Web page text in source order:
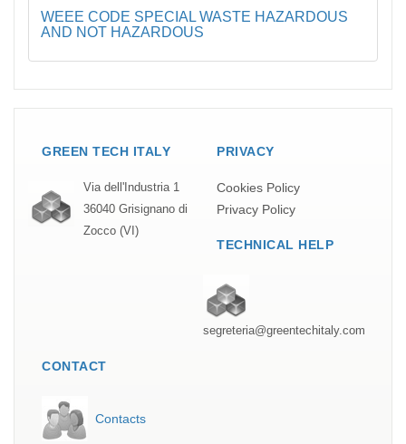
WEEE CODE SPECIAL WASTE HAZARDOUS
AND NOT HAZARDOUS
GREEN TECH ITALY
Via dell'Industria 1
36040 Grisignano di
Zocco (VI)
PRIVACY
Cookies Policy
Privacy Policy
TECHNICAL HELP
segreteria@greentechitaly.com
CONTACT
Contacts